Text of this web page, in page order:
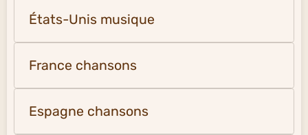
États-Unis musique
France chansons
Espagne chansons